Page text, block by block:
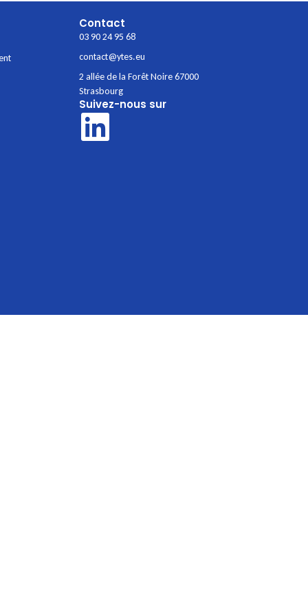
Contact
03 90 24 95 68
contact@ytes.eu
2 allée de la Forêt Noire 67000
Strasbourg
Suivez-nous sur